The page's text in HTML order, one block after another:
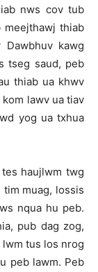
nws cov tub
meejthawj thiab
kawg
tseg saud, peb
thiab ua khwv
lawv ua tiav
yog ua txhua
haujlwm twg
muag, lossis
nqua hu peb.
pub dag zog,
tus los nrog
peb lawm. Peb